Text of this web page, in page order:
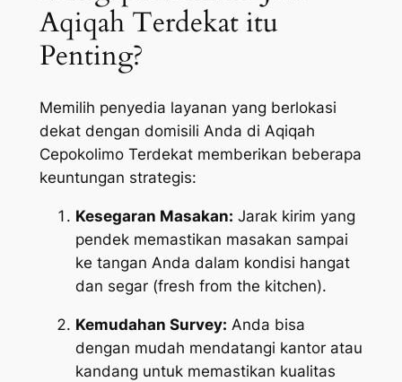
Aqiqah Terdekat itu
Penting?
Memilih penyedia layanan yang berlokasi
dekat dengan domisili Anda di Aqiqah
Cepokolimo Terdekat memberikan beberapa
keuntungan strategis:
Kesegaran Masakan: Jarak kirim yang
pendek memastikan masakan sampai
ke tangan Anda dalam kondisi hangat
dan segar (fresh from the kitchen).
Kemudahan Survey: Anda bisa
dengan mudah mendatangi kantor atau
kandang untuk memastikan kualitas